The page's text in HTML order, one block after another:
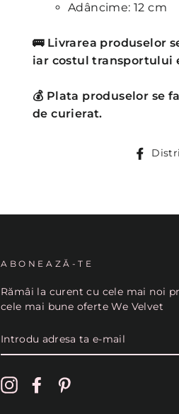
Adâncime: 12 cm
🚌 Livrarea produselor
iar costul transportului
💰 Plata produselor se
de curierat.
ABONEAZĂ-TE
Rămâi la curent cu cele mai noi
cele mai bune oferte We Velvet
ADRESA
TA
MAIL
InstagramFacebook